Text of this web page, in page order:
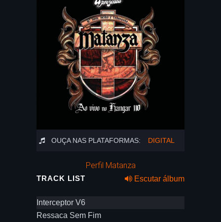
OUÇA NAS PLATAFORMAS: DIGITAL
Perfil Matanza
TRACK LIST Escutar álbum
Interceptor V6
Ressaca Sem Fim